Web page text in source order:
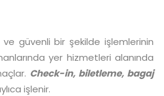
ve güvenli bir şekilde işlemlerinin
yer hizmetleri alanında
Check-in, biletleme, bagaj
işlenir.